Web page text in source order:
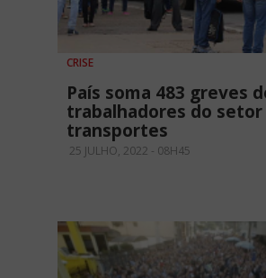
CRISE
País soma 483 greves
trabalhadores do setor
transportes
25 JULHO, 2022 - 08H45